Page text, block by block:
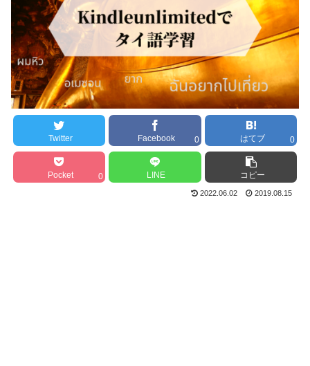
Twitter Facebook 0 はてブ 0
Pocket 0 LINE コピー
2022.06.02 2019.08.15